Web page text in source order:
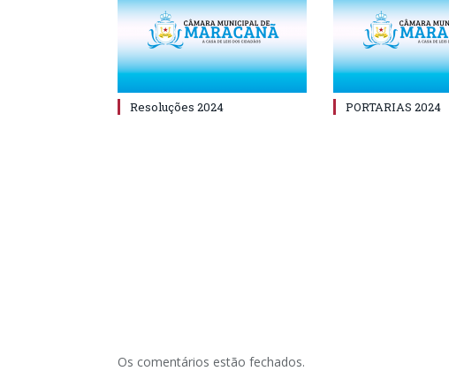
Resoluções 2024 PORTARIAS 2024
Os comentários estão fechados.